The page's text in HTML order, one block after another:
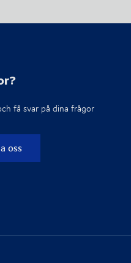
få svar på dina frågor
oss